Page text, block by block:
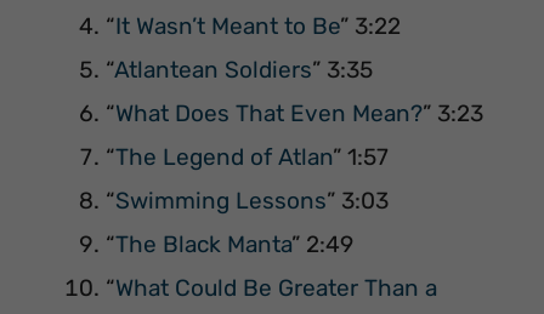
“It Wasn’t Meant to Be” 3:22
“Atlantean Soldiers” 3:35
“What Does That Even Mean?” 3:23
“The Legend of Atlan” 1:57
“Swimming Lessons” 3:03
“The Black Manta” 2:49
“What Could Be Greater Than a